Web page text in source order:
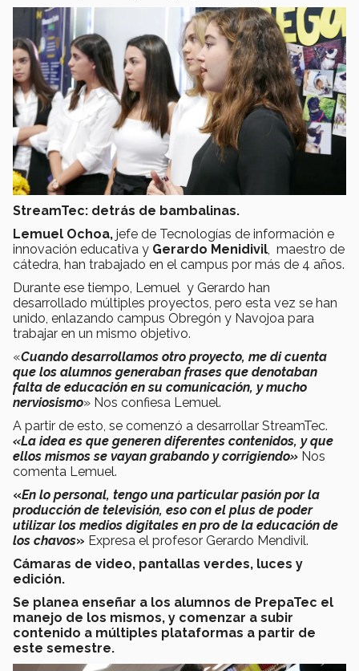
StreamTec: detrás de bambalinas.
Lemuel Ochoa, jefe de Tecnologías de información e
innovación educativa y Gerardo Menidivil , maestro de
cátedra, han trabajado en el campus por más de 4 años.
Durante ese tiempo, Lemuel y Gerardo han
desarrollado múltiples proyectos, pero esta vez se han
unido, enlazando campus Obregón y Navojoa para
trabajar en un mismo objetivo.
«Cuando desarrollamos otro proyecto, me di cuenta
que los alumnos generaban frases que denotaban
falta de educación en su comunicación, y mucho
nerviosismo» Nos confiesa Lemuel.
A partir de esto, se comenzó a desarrollar StreamTec.
«La idea es que generen diferentes contenidos, y que
ellos mismos se vayan grabando y corrigiendo» Nos
comenta Lemuel.
«En lo personal, tengo una particular pasión por la
producción de televisión, eso con el plus de poder
utilizar los medios digitales en pro de la educación de
los chavos» Expresa el profesor Gerardo Mendivil.
Cámaras de video, pantallas verdes, luces y
edición.
Se planea enseñar a los alumnos de PrepaTec el
manejo de los mismos, y comenzar a subir
contenido a múltiples plataformas a partir de
este semestre.